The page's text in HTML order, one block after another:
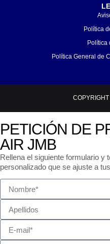
Política
Política
Política General de
PETICIÓN DE
AIR JMB
Rellena el siguiente formulario y
personalizado que se ajuste a